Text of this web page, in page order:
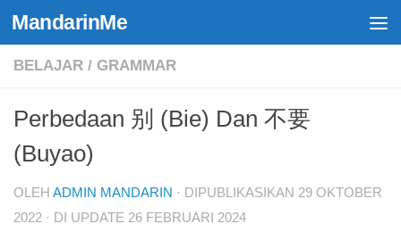
Skip to content
MandarinMe
BELAJAR / GRAMMAR
Perbedaan 别 (Bie) Dan 不要
(Buyao)
OLEH ADMIN MANDARIN · DIPUBLIKASIKAN 29 OKTOBER
2022 · DI UPDATE 26 FEBRUARI 2024